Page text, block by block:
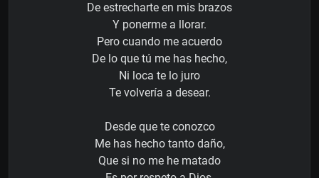
De estrecharte en mis brazos
Y ponerme a llorar.
Pero cuando me acuerdo
De lo que tú me has hecho,
Ni loca te lo juro
Te volvería a desear.
Desde que te conozco
Me has hecho tanto daño,
Que si no me he matado